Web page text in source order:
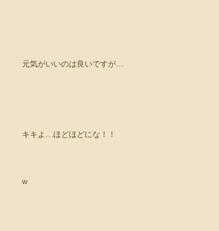
元気がいいのは良いですが…
キキよ…ほどほどにな！！
w